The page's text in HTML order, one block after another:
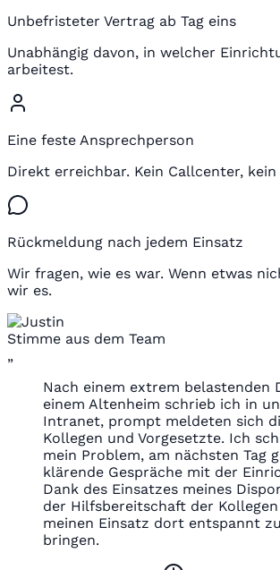
Unbefristeter Vertrag ab Tag eins
Unabhängig davon, in welcher
arbeitest.
Eine feste Ansprechperson
Direkt erreichbar. Kein Callcenter,
Rückmeldung nach jedem Einsatz
Wir fragen, wie es war. Wenn etwas
wir es.
Stimme aus dem Team
„
Nach einem extrem belastenden
einem Altenheim schrieb ich in
Intranet, prompt meldeten sich
Kollegen und Vorgesetzte. Ich
mein Problem, am nächsten Tag
klärende Gespräche mit der
Dank des Einsatzes meines
der Hilfsbereitschaft der
meinen Einsatz dort entspannt
bringen.